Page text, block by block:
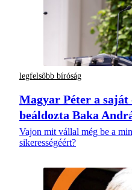
legfelsőbb bíróság
Magyar Péter a
beáldozta Baka
Vajon mit vállal még be a
sikerességéért?